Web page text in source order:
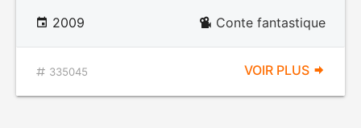
2009 Conte fantastique
335045 VOIR PLUS